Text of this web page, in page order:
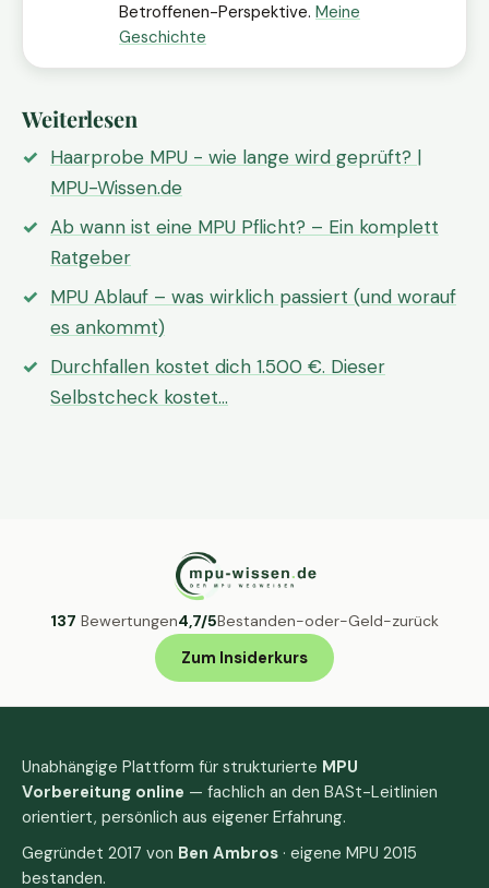
Betroffenen-Perspektive. Meine
Geschichte
Weiterlesen
Haarprobe MPU - wie lange wird geprüft? |
MPU-Wissen.de
Ab wann ist eine MPU Pflicht? – Ein komplett
Ratgeber
MPU Ablauf – was wirklich passiert (und worauf
es ankommt)
Durchfallen kostet dich 1.500 €. Dieser
Selbstcheck kostet…
137 Bewertungen4,7/5Bestanden-oder-Geld-zurück
Zum Insiderkurs
Unabhängige Plattform für strukturierte MPU
Vorbereitung online — fachlich an den BASt-Leitlinien
orientiert, persönlich aus eigener Erfahrung.
Gegründet 2017 von Ben Ambros · eigene MPU 2015
bestanden.